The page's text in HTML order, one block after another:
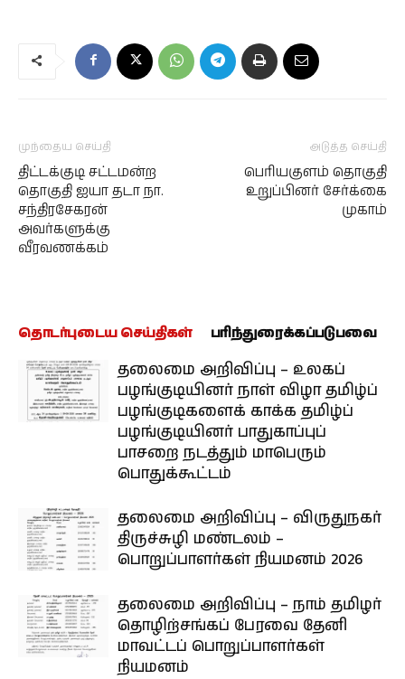
முந்தைய செய்தி
திட்டக்குடி சட்டமன்ற
தொகுதி ஐயா தடா நா.
சந்திரசேகரன்
அவர்களுக்கு
வீரவணக்கம்
அடுத்த செய்தி
பெரியகுளம் தொகுதி
உறுப்பினர் சேர்க்கை
முகாம்
தொடர்புடைய செய்திகள் பரிந்துரைக்கப்படுபவை
தலைமை அறிவிப்பு – உலகப்
பழங்குடியினர் நாள் விழா தமிழ்ப்
பழங்குடிகளைக் காக்க தமிழ்ப்
பழங்குடியினர் பாதுகாப்புப்
பாசறை நடத்தும் மாபெரும்
பொதுக்கூட்டம்
தலைமை அறிவிப்பு – விருதுநகர்
திருச்சுழி மண்டலம் –
பொறுப்பாளர்கள் நியமனம் 2026
தலைமை அறிவிப்பு – நாம் தமிழர்
தொழிற்சங்கப் பேரவை தேனி
மாவட்டப் பொறுப்பாளர்கள்
நியமனம்